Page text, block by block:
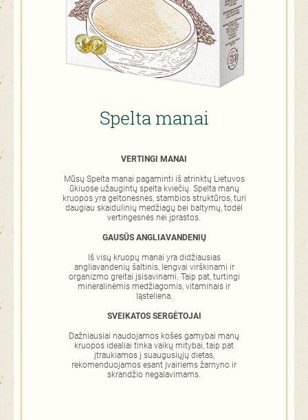
Spelta manai
VERTINGI MANAI
Mūsų Spelta manai pagaminti iš atrinktų Lietuvos
ūkiuose užaugintų spelta kviečių. Spelta manų
kruopos yra geltonesnės, stambios struktūros, turi
daugiau skaidulinių medžiagų bei baltymų, todėl
vertingesnės nei įprastos.
GAUSŪS ANGLIAVANDENIŲ
Iš visų kruopų manai yra didžiausias
angliavandenių šaltinis, lengvai virškinami ir
organizmo greitai įsisavinami. Taip pat, turtingi
mineralinėmis medžiagomis, vitaminais ir
ląsteliena.
SVEIKATOS SERGĖTOJAI
Dažniausiai naudojamos košės gamybai manų
kruopos idealiai tinka vaikų mitybai, taip pat
įtraukiamos į suaugusiųjų dietas,
rekomenduojamos esant įvairiems žarnyno ir
skrandžio negalavimams.